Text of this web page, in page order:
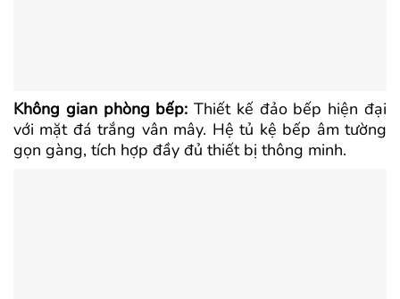
Không gian phòng bếp: Thiết kế đảo bếp hiện đại
với mặt đá trắng vân mây. Hệ tủ kệ bếp âm tường
gọn gàng, tích hợp đầy đủ thiết bị thông minh.